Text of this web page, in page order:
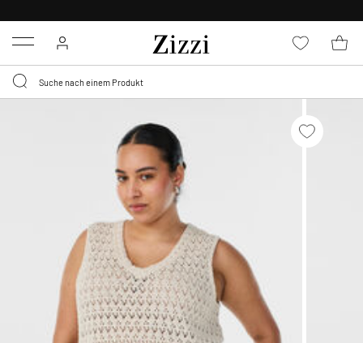
Menu